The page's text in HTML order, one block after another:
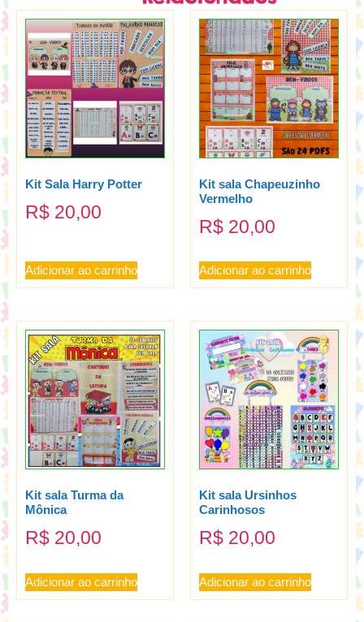
Kit Sala Harry Potter
R$ 20,00
Adicionar ao carrinho
Kit sala Chapeuzinho
Vermelho
R$ 20,00
Adicionar ao carrinho
Kit sala Turma da
Mônica
R$ 20,00
Adicionar ao carrinho
Kit sala Ursinhos
Carinhosos
R$ 20,00
Adicionar ao carrinho